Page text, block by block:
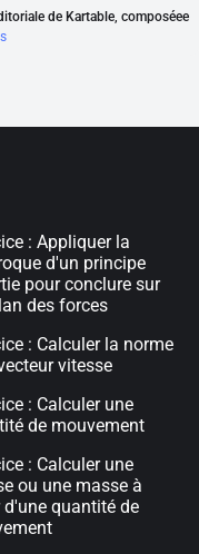
de Kartable, composéee
: Appliquer la
d'un principe
pour conclure sur
des forces
: Calculer la norme
vitesse
: Calculer une
de mouvement
: Calculer une
ou une masse à
d'une quantité de